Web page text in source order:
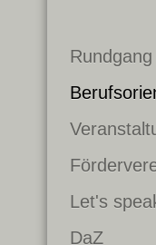
Rundgang
Let's
DaZ